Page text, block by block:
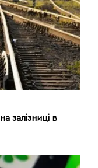
залізниці в